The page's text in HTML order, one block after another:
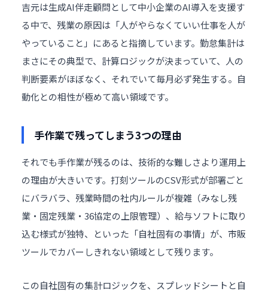
吉元は生成AI伴走顧問として中小企業のAI導入を支援す
る中で、残業の原因は「人がやらなくていい仕事を人が
やっていること」にあると指摘しています。勤怠集計は
まさにその典型で、計算ロジックが決まっていて、人の
判断要素がほぼなく、それでいて毎月必ず発生する。自
動化との相性が極めて高い領域です。
手作業で残ってしまう3つの理由
それでも手作業が残るのは、技術的な難しさより運用上
の理由が大きいです。打刻ツールのCSV形式が部署ごと
にバラバラ、残業時間の社内ルールが複雑（みなし残
業・固定残業・36協定の上限管理）、給与ソフトに取り
込む様式が独特、といった「自社固有の事情」が、市販
ツールでカバーしきれない領域として残ります。
この自社固有の集計ロジックを、スプレッドシートと自